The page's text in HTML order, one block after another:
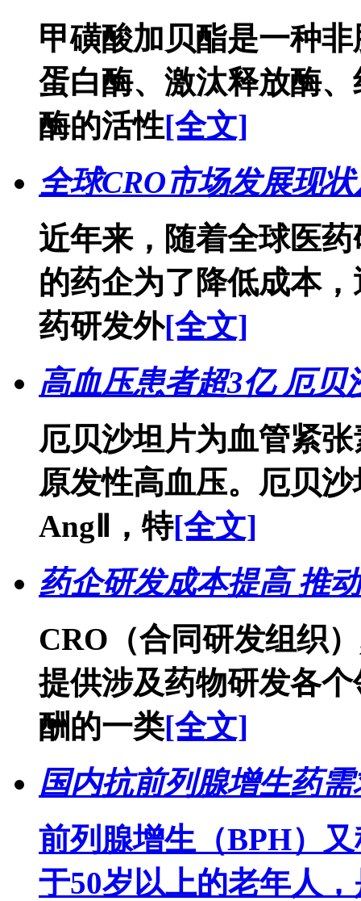
甲磺酸加贝酯是一种
蛋白酶、激汰释放酶
酶的活性[全文]
全球CRO市场发展现
近年来，随着全球医
的药企为了降低成本
药研发外[全文]
高血压患者超3亿 厄贝
厄贝沙坦片为血管紧
原发性高血压。厄贝
AngⅡ，特[全文]
药企研发成本提高 推
CRO（合同研发组织
提供涉及药物研发各
酬的一类[全文]
国内抗前列腺增生药
前列腺增生（BPH）
于50岁以上的老年人